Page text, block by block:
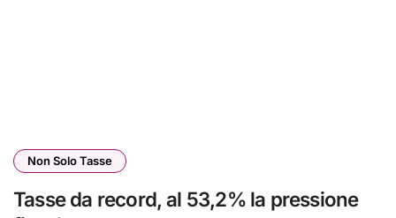
Non Solo Tasse
Tasse da record, al 53,2% la pressione